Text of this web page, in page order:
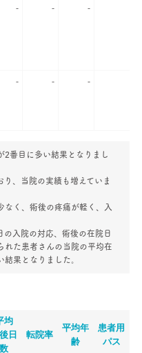
- - -
- - -
2番目に多い結果となりまし
、当院の実績も増えていま
なく、術後の疼痛が軽く、入
の入院の対応、術後の在院日
れた患者さんの当院の平均在
果となりました。
均
日
数
転院率
平均年
齢
患者用
パス